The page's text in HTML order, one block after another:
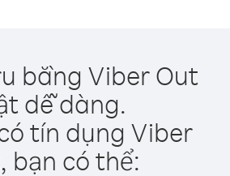
bằng Viber Out
dễ dàng.
tín dụng Viber
bạn có thể: